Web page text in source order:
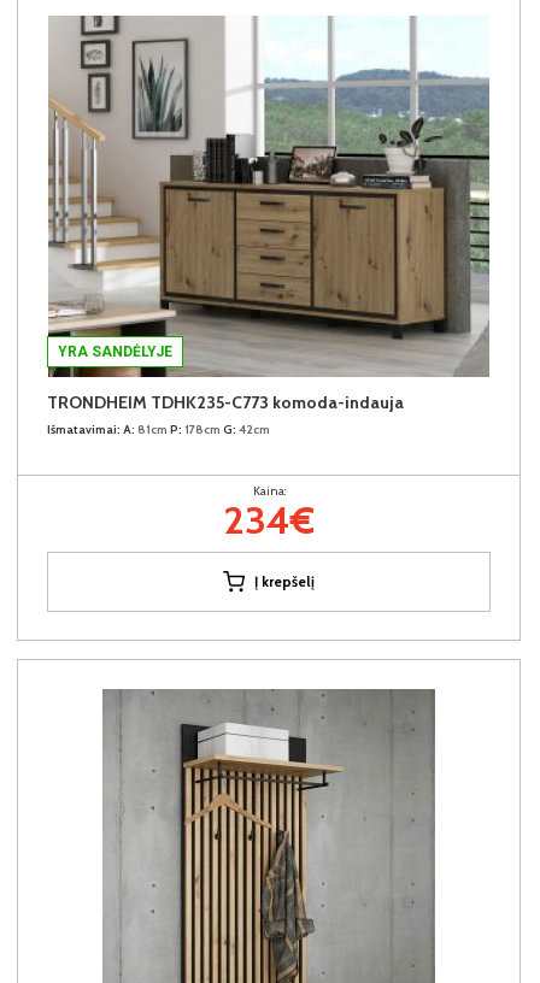
YRA SANDĖLYJE
TRONDHEIM TDHK235-C773 komoda-indauja
Išmatavimai: A: 81cm P: 178cm G: 42cm
Kaina:
234€
Į krepšelį